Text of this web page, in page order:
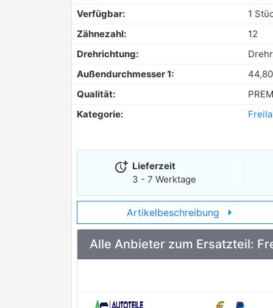
Verfügbar:
1
Zähnezahl:
12
Drehrichtung:
Außendurchmesser 1:
Qualität:
Kategorie:
more_time Lieferzeit
3 - 7 Werktage
Artikelbeschreibung arrow_right
Alle Anbieter zum Ersatzteil: